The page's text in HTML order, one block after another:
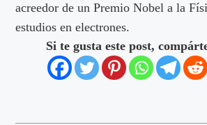
acreedor de un Premio Nobel a la
estudios en electrones.
Si te gusta este post,